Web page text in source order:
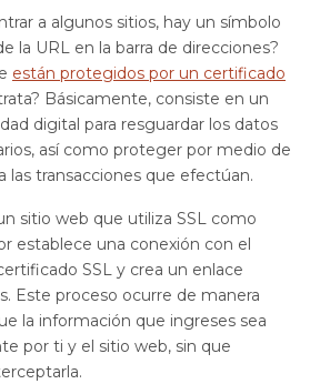
a algunos sitios, hay un símbolo
la URL en la barra de direcciones?
están protegidos por un certificado
Básicamente, consiste en un
digital para resguardar los datos
así como proteger por medio de
las transacciones que efectúan.
sitio web que utiliza SSL como
establece una conexión con el
SSL y crea un enlace
Este proceso ocurre de manera
la información que ingreses sea
por ti y el sitio web, sin que